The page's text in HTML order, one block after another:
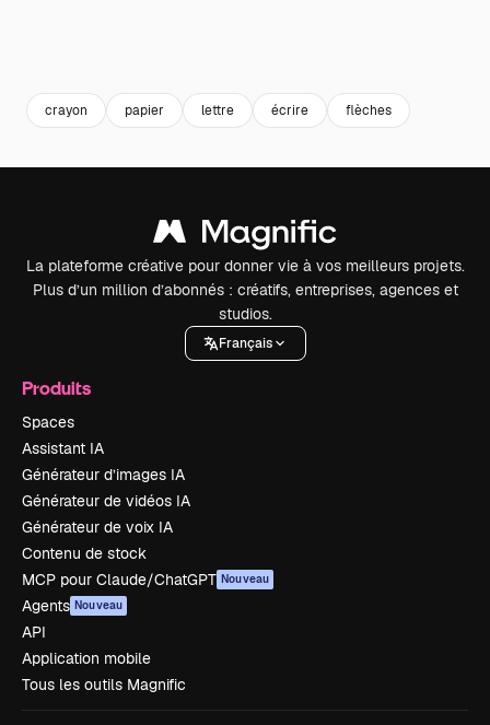
crayon papier lettre écrire flèches
La plateforme créative pour donner vie à vos meilleurs projets.
Plus d’un million d’abonnés : créatifs, entreprises, agences et
studios.
Français
Produits
Spaces
Assistant IA
Générateur d’images IA
Générateur de vidéos IA
Générateur de voix IA
Contenu de stock
MCP pour Claude/ChatGPT Nouveau
Agents Nouveau
API
Application mobile
Tous les outils Magnific